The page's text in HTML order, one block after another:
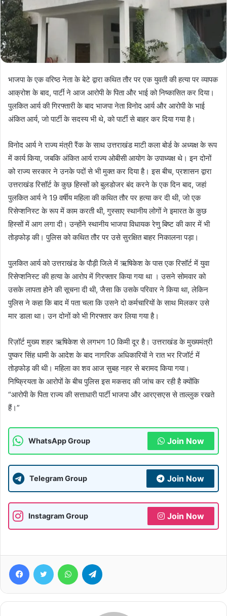
भाजपा के एक वरिष्ठ नेता के बेटे द्वारा कथित तौर पर एक युवती की हत्या पर व्यापक
आक्रोश के बाद, पार्टी ने आज आरोपी के पिता और भाई को निष्कासित कर दिया।
पुलकित आर्य की गिरफ्तारी के बाद भाजपा नेता विनोद आर्य और आरोपी के भाई
अंकित आर्य, जो पार्टी के सदस्य भी थे, को पार्टी से बाहर कर दिया गया है।
विनोद आर्य ने राज्य मंत्री रैंक के साथ उत्तराखंड माटी कला बोर्ड के अध्यक्ष के रूप
में कार्य किया, जबकि अंकित आर्य राज्य ओबीसी आयोग के उपाध्यक्ष थे। इन दोनों
को राज्य सरकार ने उनके पदों से भी मुक्त कर दिया है। इस बीच, प्रशासन द्वारा
उत्तराखंड रिसॉर्ट के कुछ हिस्सों को बुलडोजर बंद करने के एक दिन बाद, जहां
पुलकित आर्य ने 19 वर्षीय महिला की कथित तौर पर हत्या कर दी थी, जो एक
रिसेप्शनिस्ट के रूप में काम करती थी, गुस्साए स्थानीय लोगों ने इमारत के कुछ
हिस्सों में आग लगा दी। उन्होंने स्थानीय भाजपा विधायक रेणु बिष्ट की कार में भी
तोड़फोड़ की। पुलिस को कथित तौर पर उसे सुरक्षित बाहर निकालना पड़ा।
पुलकित आर्य को उत्तराखंड के पौड़ी जिले में ऋषिकेश के पास एक रिसॉर्ट में युवा
रिसेप्शनिस्ट की हत्या के आरोप में गिरफ्तार किया गया था । उसने सोमवार को
उसके लापता होने की सूचना दी थी, जैसा कि उसके परिवार ने किया था, लेकिन
पुलिस ने कहा कि बाद में पता चला कि उसने दो कर्मचारियों के साथ मिलकर उसे
मार डाला था। उन दोनों को भी गिरफ्तार कर लिया गया है।
रिज़ॉर्ट मुख्य शहर ऋषिकेश से लगभग 10 किमी दूर है। उत्तराखंड के मुख्यमंत्री
पुष्कर सिंह धामी के आदेश के बाद नागरिक अधिकारियों ने रात भर रिजॉर्ट में
तोड़फोड़ की थी। महिला का शव आज सुबह नहर से बरामद किया गया।
निष्क्रियता के आरोपों के बीच पुलिस इस मकसद की जांच कर रही है क्योंकि
“आरोपी के पिता राज्य की सत्ताधारी पार्टी भाजपा और आरएसएस से ताल्लुक रखते
हैं।”
WhatsApp Group Join Now
Telegram Group Join Now
Instagram Group Join Now
FacebookTwitter WhatsApp